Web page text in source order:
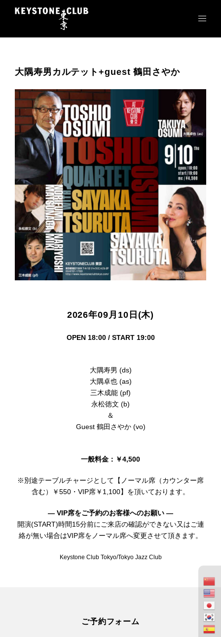
ン
大隅寿男カルテット+guest 鶴田さやか
2026年09月10日(木)
OPEN 18:00 / START 19:00
大隅寿男 (ds)
大隅卓也 (as)
三木成能 (pf)
永松徳文 (b)
＆
Guest 鶴田さやか (vo)
一般料金：￥4,500
※別途テーブルチャージとして【ノーマル席（カウンター席
含む）￥550・VIP席￥1,100】を頂いております。
— VIP席をご予約のお客様へのお願い —
開演(START)時間15分前にご来店の確認ができない又はご連
絡が無い場合はVIP席をノーマル席へ変更させて頂きます。
Keystone Club Tokyo/Tokyo Jazz Club
ご予約フォーム